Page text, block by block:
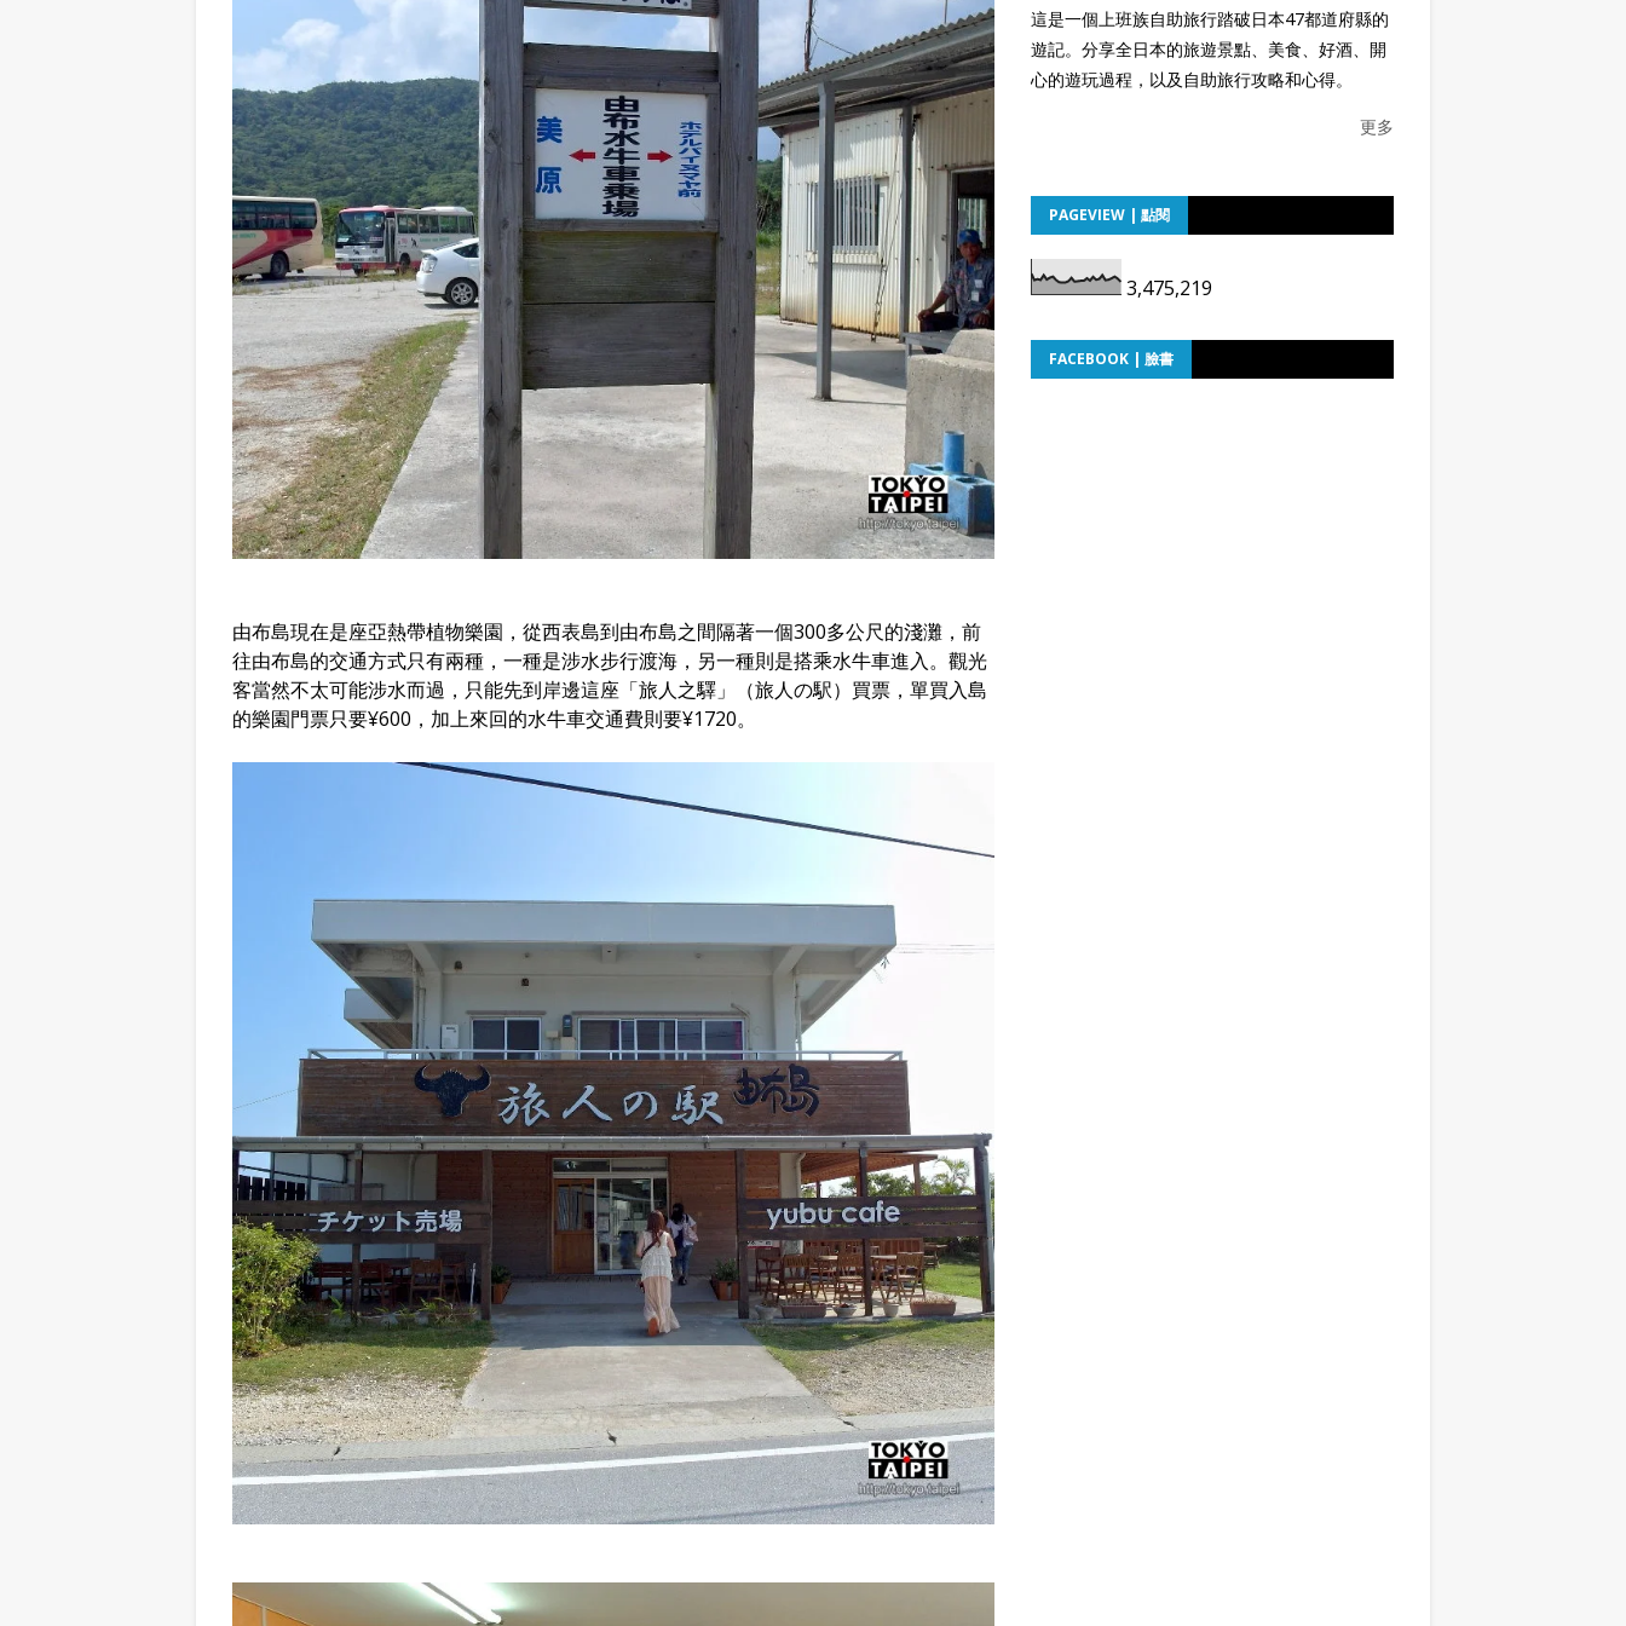
由布島現在是座亞熱帶植物樂園，從西表島到由布島之間隔著一個300多公尺的淺灘，前
往由布島的交通方式只有兩種，一種是涉水步行渡海，另一種則是搭乘水牛車進入。觀光
客當然不太可能涉水而過，只能先到岸邊這座「旅人之驛」（旅人の駅）買票，單買入島
的樂園門票只要¥600，加上來回的水牛車交通費則要¥1720。
這是一個上班族自助旅行踏破日本47都道府縣的
遊記。分享全日本的旅遊景點、美食、好酒、開
心的遊玩過程，以及自助旅行攻略和心得。
更多
PAGEVIEW | 點閱
3,475,219
FACEBOOK | 臉書